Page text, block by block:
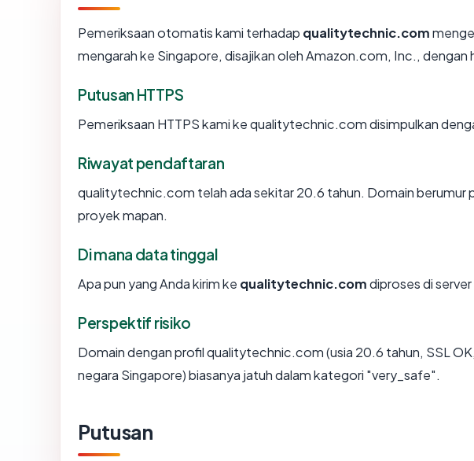
Pemeriksaan otomatis kami terhadap qualitytechnic.com
mengarah ke Singapore, disajikan oleh Amazon.com, Inc., dengan
Putusan HTTPS
Pemeriksaan HTTPS kami ke qualitytechnic.com disimpulkan
Riwayat pendaftaran
qualitytechnic.com telah ada sekitar 20.6 tahun. Domain berumur
proyek mapan.
Di mana data tinggal
Apa pun yang Anda kirim ke qualitytechnic.comdiproses di
Perspektif risiko
Domain dengan profil qualitytechnic.com (usia 20.6 tahun, SSL
negara Singapore) biasanya jatuh dalam kategori "very_safe".
Putusan